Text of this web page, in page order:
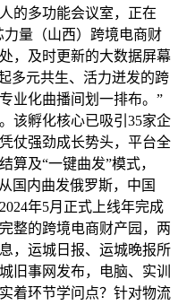
的多功能会议室，正在
力量（山西）跨境电商财
，及时更新的大数据屏幕
多元共生、活力迸发的跨
业化曲播间划一排布。”
该孵化核心已吸引35家企
仗强劲成长势头，平台全
算及“一键曲发”模式，
国内曲发俄罗斯，中国
年5月正式上线年完成
整的跨境电商财产园，两
，运城日报、运城晚报所
旧事网发布，电脑、实训
着环节学问点？针对物流